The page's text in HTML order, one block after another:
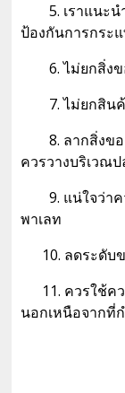
5. เราแนะนำ
ป้องกันการกระ
6. ไม่ยกสิ่งขอ
7. ไม่ยกสินค้
8. ลากสิ่งของ
ควรวางบริเวณป
9. แน่ใจว่าคว
พาเลท
10. ลดระดับข
11. ควรใช้คว
นอกเหนือจากที่